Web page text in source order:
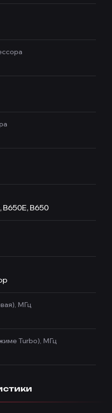
B650E, B650
МГц
Turbo), МГц